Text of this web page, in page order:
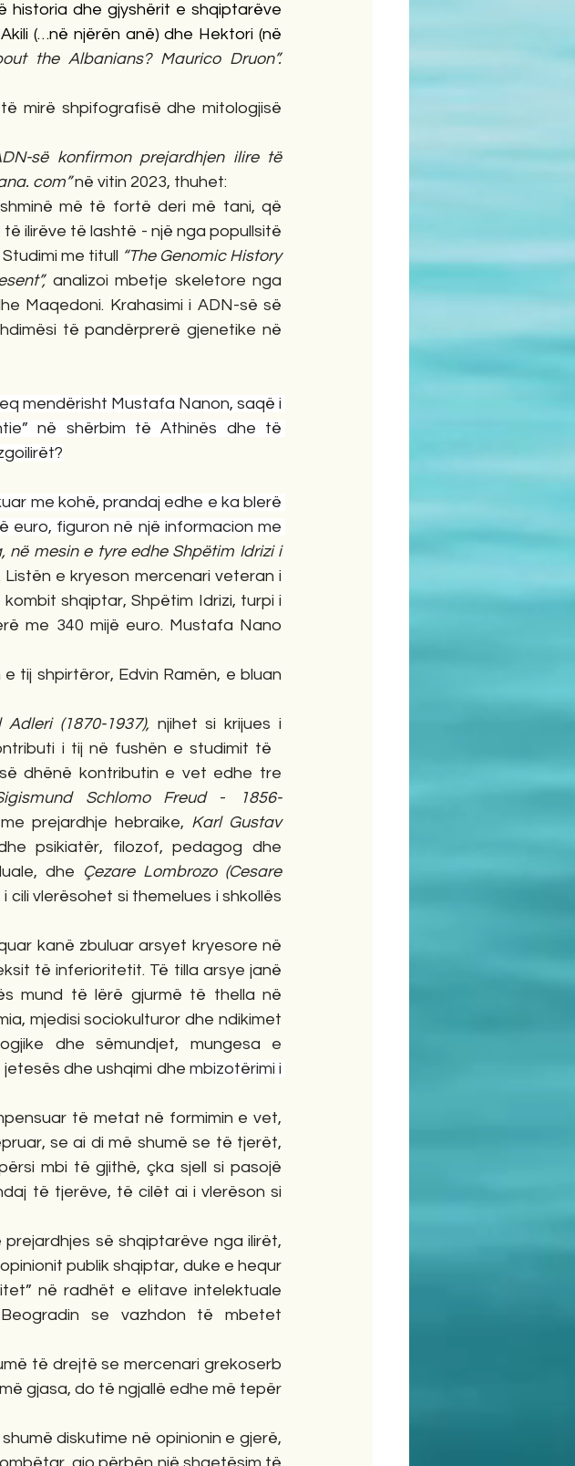
historia dhe gjyshërit e shqiptarëve
(…në njërën anë) dhe Hektori (në
“What others say about the Albanians? Maurico Druon”.
mirë shpifografisë dhe mitologjisë
së konfirmon prejardhjen ilire të
com” në vitin 2023, thuhet:
më të fortë deri më tani, që
ilirëve të lashtë - një nga popullsitë
me titull “The Genomic History
analizoi mbetje skeletore nga
Maqedoni. Krahasimi i ADN-së së
të pandërprerë gjenetike në
mendërisht Mustafa Nanon, saqë i
në shërbim të Athinës dhe të
me kohë, prandaj edhe e ka blerë
euro, figuron në një informacion me
mesin e tyre edhe Shpëtim Idrizi i
Listën e kryeson mercenari veteran i
shqiptar, Shpëtim Idrizi, turpi i
me 340 mijë euro. Mustafa Nano
tij shpirtëror, Edvin Ramën, e bluan
Adleri (1870-1937), njihet si krijues i
i tij në fushën e studimit të
dhënë kontributin e vet edhe tre
Schlomo Freud - 1856-
prejardhje hebraike, Karl Gustav
psikiatër, filozof, pedagog dhe
dhe
Çezare Lombrozo (Cesare
cili vlerësohet si themelues i shkollës
kanë zbuluar arsyet kryesore në
të inferioritetit. Të tilla arsye janë
mund të lërë gjurmë të thella në
mjedisi sociokulturor dhe ndikimet
dhe sëmundjet, mungesa e
dhe ushqimi dhe mbizotërimi i
të metat në formimin e vet,
se ai di më shumë se të tjerët,
mbi të gjithë, çka sjell si pasojë
të tjerëve, të cilët ai i vlerëson si
së shqiptarëve nga ilirët,
publik shqiptar, duke e hequr
në radhët e elitave intelektuale
se vazhdon të mbetet
të drejtë se mercenari grekoserb
gjasa, do të ngjallë edhe më tepër
diskutime në opinionin e gjerë,